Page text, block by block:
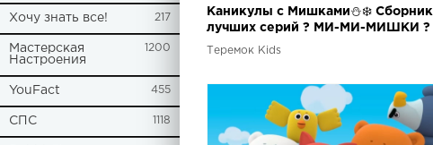
Хочу знать все! 217
Мастерская
Настроения
1200
YouFact 455
СПС 1118
Каникулы с Мишками⛄❄️ Сборник
лучших серий ? МИ-МИ-МИШКИ ?
Теремок Kids